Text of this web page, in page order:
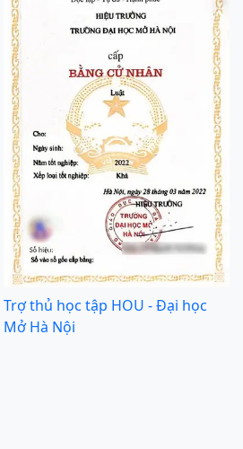
Trợ thủ học tập HOU - Đại học
Mở Hà Nội